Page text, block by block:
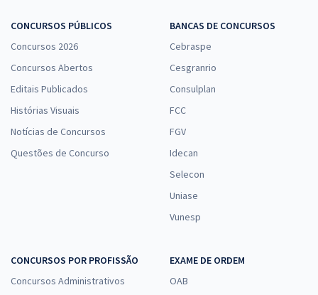
CONCURSOS PÚBLICOS
Concursos 2026
Concursos Abertos
Editais Publicados
Histórias Visuais
Notícias de Concursos
Questões de Concurso
BANCAS DE CONCURSOS
Cebraspe
Cesgranrio
Consulplan
FCC
FGV
Idecan
Selecon
Uniase
Vunesp
CONCURSOS POR PROFISSÃO
Concursos Administrativos
EXAME DE ORDEM
OAB